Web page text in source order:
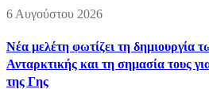
6 Αυγούστου 2026
Νέα μελέτη φωτίζει τη δημιουργία
Ανταρκτικής και τη σημασία τους
της Γης